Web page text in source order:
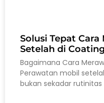
Solusi Tepat
Setelah di Coating
Bagaimana Cara
Perawatan mobil
bukan sekadar